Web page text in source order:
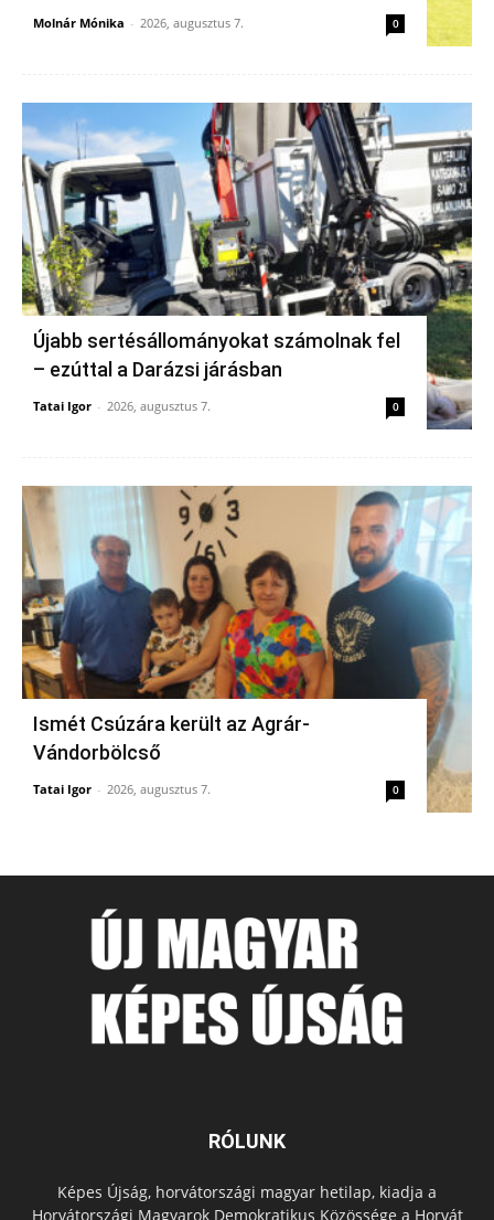
Molnár Mónika - 2026, augusztus 7. 0
Újabb sertésállományokat számolnak fel
– ezúttal a Darázsi járásban
Tatai Igor - 2026, augusztus 7. 0
Ismét Csúzára került az Agrár-
Vándorbölcső
Tatai Igor - 2026, augusztus 7. 0
RÓLUNK
Képes Újság, horvátországi magyar hetilap, kiadja a
Horvátországi Magyarok Demokratikus Közössége a Horvát